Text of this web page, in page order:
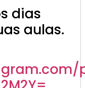
dias
aulas.